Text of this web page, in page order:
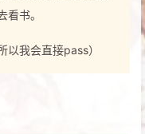
书。
以我会直接pass）